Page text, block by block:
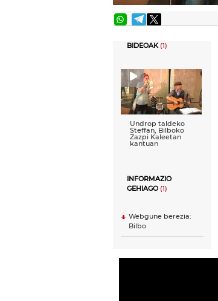
BIDEOAK(1)
Undrop taldeko
Steffan, Bilboko
Zazpi Kaleetan
kantuan
INFORMAZIO
GEHIAGO(1)
Webgune berezia:
Bilbo